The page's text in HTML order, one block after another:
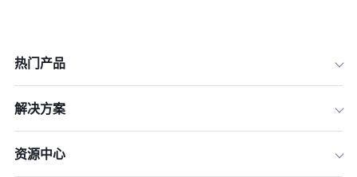
热门产品
解决方案
资源中心